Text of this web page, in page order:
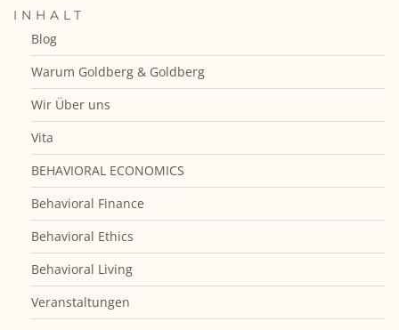
INHALT
Blog
Warum Goldberg & Goldberg
Wir Über uns
Vita
BEHAVIORAL ECONOMICS
Behavioral Finance
Behavioral Ethics
Behavioral Living
Veranstaltungen